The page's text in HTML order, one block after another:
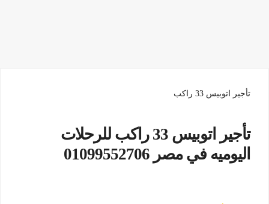
تأجير اتوبيس 33 راكب
تأجير اتوبيس 33 راكب للرحلات
اليوميه في مصر 01099552706